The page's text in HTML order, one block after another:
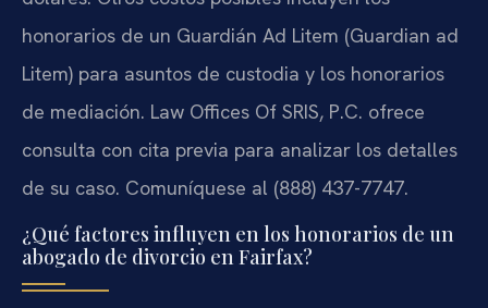
honorarios de un Guardián Ad Litem (Guardian ad
Litem) para asuntos de custodia y los honorarios
de mediación. Law Offices Of SRIS, P.C. ofrece
consulta con cita previa para analizar los detalles
de su caso. Comuníquese al (888) 437-7747.
¿Qué factores influyen en los honorarios de un
abogado de divorcio en Fairfax?